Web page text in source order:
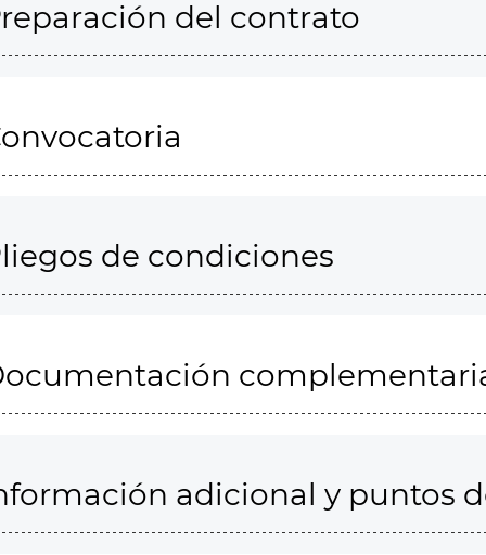
del contrato
de condiciones
adicional y puntos